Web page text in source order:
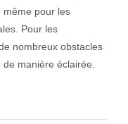
même pour les
Pour les
nombreux obstacles
manière éclairée.